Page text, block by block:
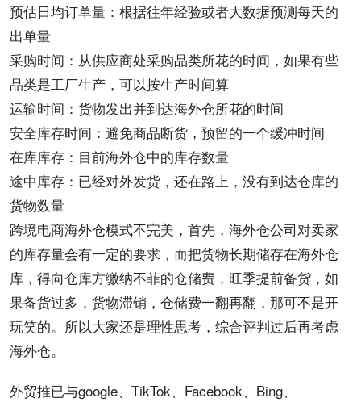
预估日均订单量：根据往年经验或者大数据预测每天的
出单量
采购时间：从供应商处采购品类所花的时间，如果有些
品类是工厂生产，可以按生产时间算
运输时间：货物发出并到达海外仓所花的时间
安全库存时间：避免商品断货，预留的一个缓冲时间
在库库存：目前海外仓中的库存数量
途中库存：已经对外发货，还在路上，没有到达仓库的
货物数量
跨境电商海外仓模式不完美，首先，海外仓公司对卖家
的库存量会有一定的要求，而把货物长期储存在海外仓
库，得向仓库方缴纳不菲的仓储费，旺季提前备货，如
果备货过多，货物滞销，仓储费一翻再翻，那可不是开
玩笑的。所以大家还是理性思考，综合评判过后再考虑
海外仓。
外贸推已与google、 TikTok、 Facebook、Bing、